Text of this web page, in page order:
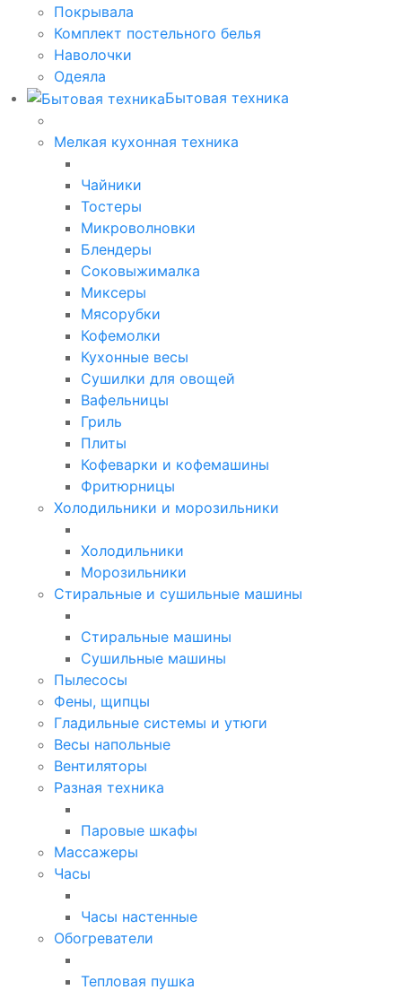
Покрывала
Комплект постельного белья
Наволочки
Одеяла
Бытовая техника
Мелкая кухонная техника
Чайники
Тостеры
Микроволновки
Блендеры
Соковыжималка
Миксеры
Мясорубки
Кофемолки
Кухонные весы
Сушилки для овощей
Вафельницы
Гриль
Плиты
Кофеварки и кофемашины
Фритюрницы
Холодильники и морозильники
Холодильники
Морозильники
Стиральные и сушильные машины
Стиральные машины
Сушильные машины
Пылесосы
Фены, щипцы
Гладильные системы и утюги
Весы напольные
Вентиляторы
Разная техника
Паровые шкафы
Массажеры
Часы
Часы настенные
Обогреватели
Тепловая пушка